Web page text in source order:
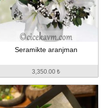
Seramikte aranjman
3,350.00 ₺